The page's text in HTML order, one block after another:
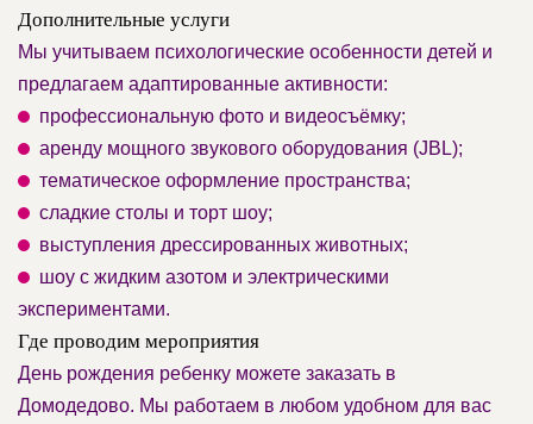
Дополнительные услуги
Мы учитываем психологические особенности детей и
предлагаем адаптированные активности:
профессиональную фото и видеосъёмку;
аренду мощного звукового оборудования (JBL);
тематическое оформление пространства;
сладкие столы и торт шоу;
выступления дрессированных животных;
шоу с жидким азотом и электрическими
экспериментами.
Где проводим мероприятия
День рождения ребенку можете заказать в
Домодедово. Мы работаем в любом удобном для вас